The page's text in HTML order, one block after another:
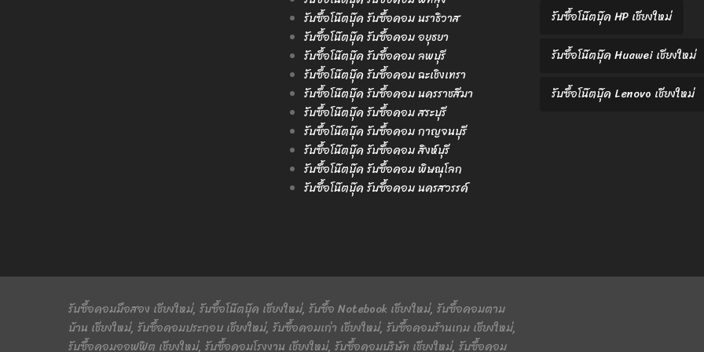
รับซื้อโน๊ตบุ๊ค รับซื้อคอม นราธิวาส
รับซื้อโน๊ตบุ๊ค รับซื้อคอม อยุธยา
รับซื้อโน๊ตบุ๊ค รับซื้อคอม ลพบุรี
รับซื้อโน๊ตบุ๊ค รับซื้อคอม ฉะเชิงเทรา
รับซื้อโน๊ตบุ๊ค รับซื้อคอม นครราชสีมา
รับซื้อโน๊ตบุ๊ค รับซื้อคอม สระบุรี
รับซื้อโน๊ตบุ๊ค รับซื้อคอม กาญจนบุรี
รับซื้อโน๊ตบุ๊ค รับซื้อคอม สิงห์บุรี
รับซื้อโน๊ตบุ๊ค รับซื้อคอม พิษณุโลก
รับซื้อโน๊ตบุ๊ค รับซื้อคอม นครสวรรค์
รับซื้อโน๊ตบุ๊ค HP เชียงใหม่
รับซื้อโน๊ตบุ๊ค Huawei เชียงใหม่
รับซื้อโน๊ตบุ๊ค Lenovo เชียงใหม่
รับซื้อคอมมือสอง เชียงใหม่, รับซื้อโน๊ตบุ๊ค เชียงใหม่, รับซื้อ Notebook เชียงใหม่, รับซื้อคอมตาม
บ้าน เชียงใหม่, รับซื้อคอมประกอบ เชียงใหม่, รับซื้อคอมเก่า เชียงใหม่, รับซื้อคอมร้านเกม เชียงใหม่,
รับซื้อคอมออฟฟิต เชียงใหม่, รับซื้อคอมโรงงาน เชียงใหม่, รับซื้อคอมบริษัท เชียงใหม่, รับซื้อคอม